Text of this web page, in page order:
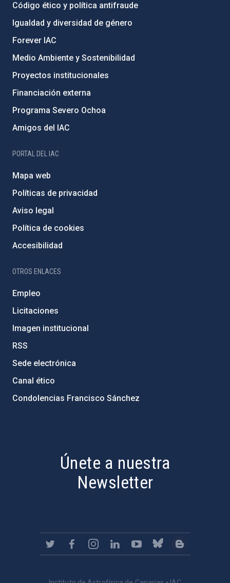
Código ético y política antifraude
Igualdad y diversidad de género
Forever IAC
Medio Ambiente y Sostenibilidad
Proyectos institucionales
Financiación externa
Programa Severo Ochoa
Amigos del IAC
PORTAL DEL IAC
Mapa web
Políticas de privacidad
Aviso legal
Política de cookies
Accesibilidad
OTROS ENLACES
Empleo
Licitaciones
Imagen institucional
RSS
Sede electrónica
Canal ético
Condolencias Francisco Sánchez
Únete a nuestra
Newsletter